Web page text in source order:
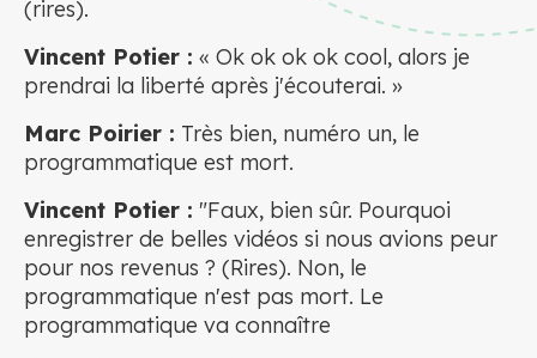
(rires).
Vincent Potier : « Ok ok ok ok cool, alors je
prendrai la liberté après j'écouterai. »
Marc Poirier : Très bien, numéro un, le
programmatique est mort.
Vincent Potier : "Faux, bien sûr. Pourquoi
enregistrer de belles vidéos si nous avions peur
pour nos revenus ? (Rires). Non, le
programmatique n'est pas mort. Le
programmatique va connaître